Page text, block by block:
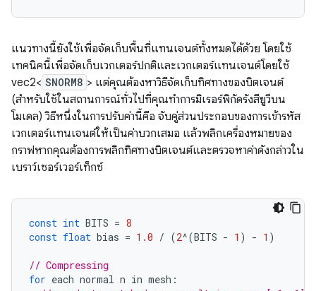
แนวทางนี้ยังใช้เพื่อจัดเก็บพื้นที่แทนเจนต์ทั้งหมดได้ด้วย โดยใช้
เทคนิคนี้เพื่อจัดเก็บเวกเตอร์ปกติและเวกเตอร์แทนเจนต์โดยใช้
vec2< SNORM8 > แต่คุณต้องหาวิธีจัดเก็บทิศทางของบิตเจนต์
(สำหรับใช้ในสถานการณ์ทั่วไปที่คุณทำการมิเรอร์พิกัดรังสียูวีบน
โมเดล) วิธีหนึ่งในการปรับค่านี้คือ จับคู่ส่วนประกอบของการเข้ารหัส
เวกเตอร์แทนเจนต์ให้เป็นค่าบวกเสมอ แล้วพลิกเครื่องหมายของ
กราฟหากคุณต้องการพลิกทิศทางบิตเจนต์และตรวจหาค่าดังกล่าวใน
เบราว์เซอร์เวอร์เท็กซ์
const int BITS = 8
const float bias = 1.0 / (2^(BITS - 1 ) - 1 )
// Compressing
for each normal n in mesh :